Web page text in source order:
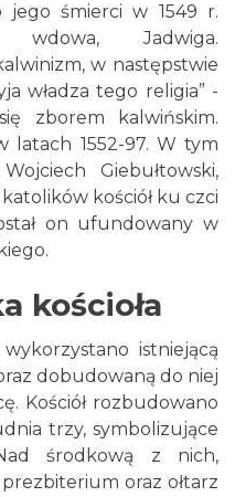
jego śmierci w 1549 r.
wdowa, Jadwiga.
w następstwie
władza tego religia” -
zborem kalwińskim.
latach 1552-97. W tym
Giebułtowski,
kościół ku czci
on ufundowany w
kościoła
istniejącą
dobudowaną do niej
Kościół rozbudowano
trzy, symbolizujące
środkową z nich,
oraz ołtarz